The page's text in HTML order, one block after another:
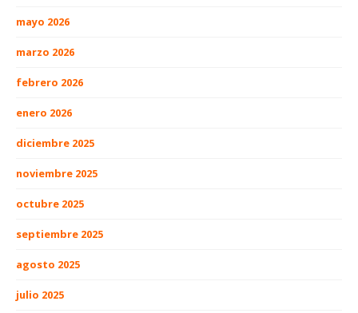
mayo 2026
marzo 2026
febrero 2026
enero 2026
diciembre 2025
noviembre 2025
octubre 2025
septiembre 2025
agosto 2025
julio 2025